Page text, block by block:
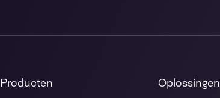
Producten Oplossingen